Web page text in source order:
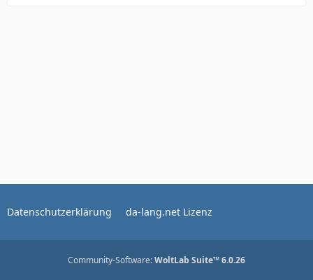
Datenschutzerklärung da-lang.net Lizenz
Community-Software:WoltLab Suite™ 6.0.26